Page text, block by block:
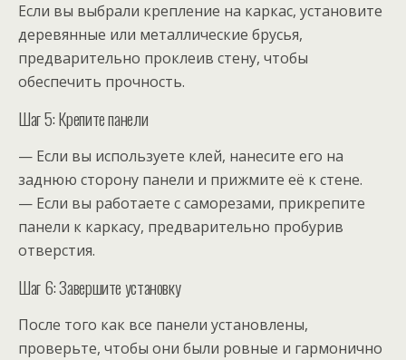
Если вы выбрали крепление на каркас, установите
деревянные или металлические брусья,
предварительно проклеив стену, чтобы
обеспечить прочность.
Шаг 5: Крепите панели
— Если вы используете клей, нанесите его на
заднюю сторону панели и прижмите её к стене.
— Если вы работаете с саморезами, прикрепите
панели к каркасу, предварительно пробурив
отверстия.
Шаг 6: Завершите установку
После того как все панели установлены,
проверьте, чтобы они были ровные и гармонично